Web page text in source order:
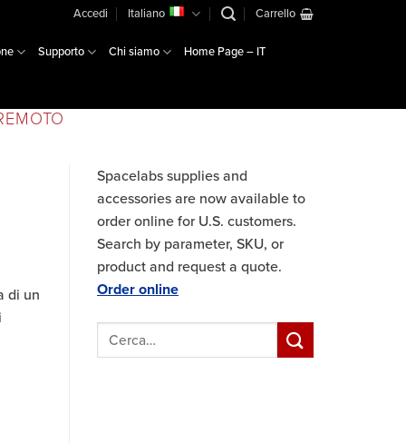
Accedi Italiano Carrello
Supporto Chi siamo
Home Page – IT
di un
Spacelabs supplies and
accessories are now available to
order online for U.S. customers.
Search by parameter, SKU, or
product and request a quote.
Order online